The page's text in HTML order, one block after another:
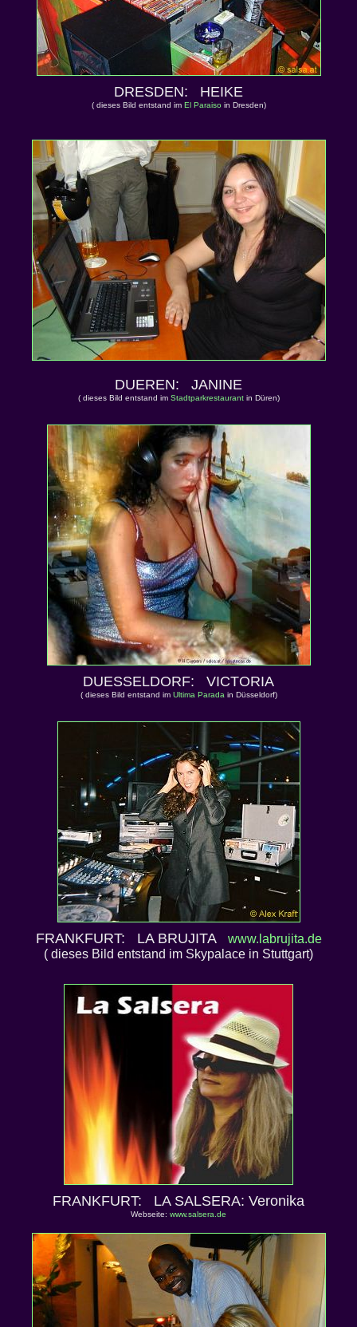
DRESDEN: HEIKE
( dieses Bild entstand im El Paraisoin Dresden)
DUEREN: JANINE
( dieses Bild entstand im Stadtparkrestaurantin Düren)
DUESSELDORF: VICTORIA
( dieses Bild entstand im Ultima Parada in Düsseldorf)
FRANKFURT: LA BRUJITA
www.labrujita.de
( dieses Bild entstand im Skypalace in Stuttgart)
FRANKFURT: LA SALSERA: Veronika
Webseite: www.salsera.de